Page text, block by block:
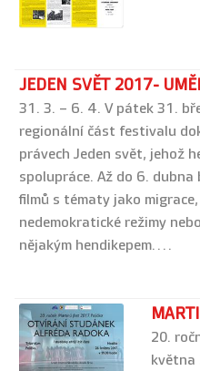
JEDEN SVĚT 2017-
31. 3. – 6. 4. V pátek 31.
regionální část festivalu
právech Jeden svět, jehož
spolupráce. Až do 6.
filmů s tématy jako
nedemokratické režimy
nějakým hendikepem.…
20.